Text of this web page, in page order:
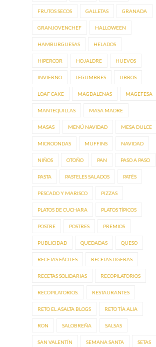
FRUTOS SECOS GALLETAS GRANADA
GRANJOVENCHEF HALLOWEEN
HAMBURGUESAS HELADOS
HIPERCOR HOJALDRE HUEVOS
INVIERNO LEGUMBRES LIBROS
LOAF CAKE MAGDALENAS MAGEFESA
MANTEQUILLAS MASA MADRE
MASAS MENÚ NAVIDAD MESA DULCE
MICROONDAS MUFFINS NAVIDAD
NIÑOS OTOÑO PAN PASO A PASO
PASTA PASTELES SALADOS PATÉS
PESCADO Y MARISCO PIZZAS
PLATOS DE CUCHARA PLATOS TÍPICOS
POSTRE POSTRES PREMIOS
PUBLICIDAD QUEDADAS QUESO
RECETAS FÁCILES RECETAS LIGERAS
RECETAS SOLIDARIAS RECOPILATORIOS
RECOPILATORIOS. RESTAURANTES
RETO EL ASALTA BLOGS RETO TÍA ALIA
RON SALOBREÑA SALSAS
SAN VALENTÍN SEMANA SANTA SETAS